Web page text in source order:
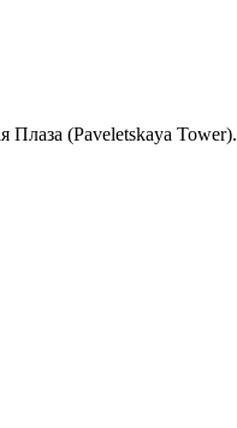
Плаза (Paveletskaya Tower).